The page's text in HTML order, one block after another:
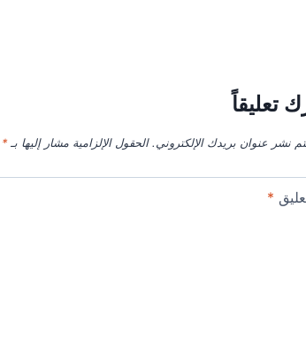
تعليقاً
نشر عنوان بريدك الإلكتروني. الحقول الإلزامية مشار إليها بـ*
*